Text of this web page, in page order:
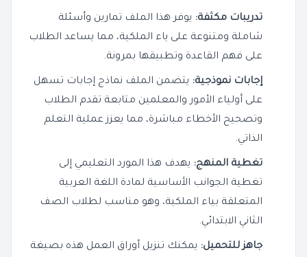
تدريبات مكثفة: يوفر هذا الملف تمارين وأسئلة
شاملة ومتنوعة على ياء الملكية، مما يساعد الطلاب
على فهم القاعدة وتطبيقها بمرونة.
إجابات نموذجية: يتضمن الملف نماذج إجابات تسهل
على أولياء الأمور والمعلمين متابعة تقدم الطلاب
وتصحيح الأخطاء مباشرة، مما يعزز عملية التعلم
الذاتي.
تغطية المنهج: يهدف هذا المورد التعليمي إلى
تغطية الجوانب الأساسية لمادة اللغة العربية
المتعلقة بياء الملكية، وهو مناسب لطلاب الصف
الثاني الابتدائي.
جاهز للتحميل: يمكنك تنزيل أوراق العمل هذه بصيغة